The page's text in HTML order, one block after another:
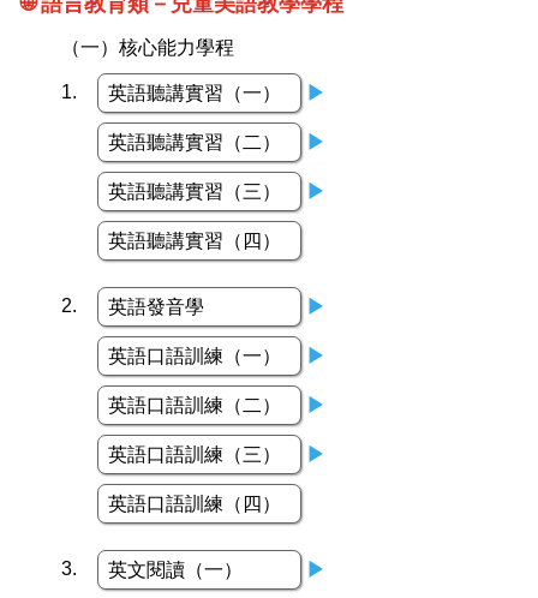
（一）核心能力學程
1. 英語聽講實習（一） ▶
英語聽講實習（二） ▶
英語聽講實習（三） ▶
英語聽講實習（四）
2. 英語發音學 ▶
英語口語訓練（一） ▶
英語口語訓練（二） ▶
英語口語訓練（三） ▶
英語口語訓練（四）
3. 英文閱讀（一） ▶